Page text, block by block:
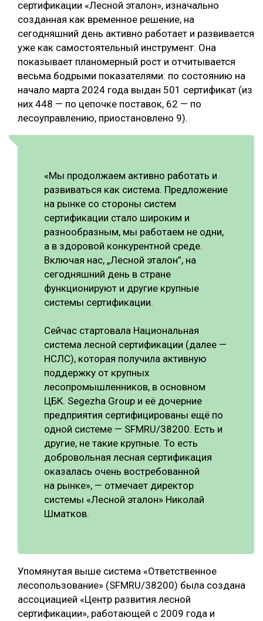
сертификации «Лесной эталон», изначально
созданная как временное решение, на
сегодняшний день активно работает и развивается
уже как самостоятельный инструмент. Она
показывает планомерный рост и отчитывается
весьма бодрыми показателями: по состоянию на
начало марта 2024 года выдан 501 сертификат (из
них 448 — по цепочке поставок, 62 — по
лесоуправлению, приостановлено 9).
«Мы продолжаем активно работать и
развиваться как система. Предложение
на рынке со стороны систем
сертификации стало широким и
разнообразным, мы работаем не одни,
а в здоровой конкурентной среде.
Включая нас, „Лесной эталон”, на
сегодняшний день в стране
функционируют и другие крупные
системы сертификации.
Сейчас стартовала Национальная
система лесной сертификации (далее —
НСЛС), которая получила активную
поддержку от крупных
лесопромышленников, в основном
ЦБК. Segezha Group и её дочерние
предприятия сертифицированы ещё по
одной системе — SFMRU/38200. Есть и
другие, не такие крупные. То есть
добровольная лесная сертификация
оказалась очень востребованной
на рынке», — отмечает директор
системы «Лесной эталон» Николай
Шматков.
Упомянутая выше система «Ответственное
лесопользование» (SFMRU/38200) была создана
ассоциацией «Центр развития лесной
сертификации», работающей с 2009 года и